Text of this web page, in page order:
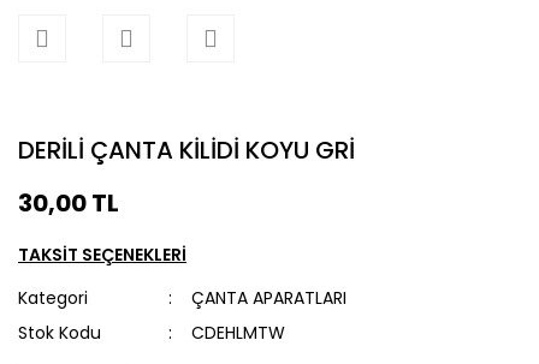
DERİLİ ÇANTA KİLİDİ KOYU GRİ
30,00 TL
TAKSİT SEÇENEKLERİ
Kategori
ÇANTA APARATLARI
Stok Kodu
CDEHLMTW